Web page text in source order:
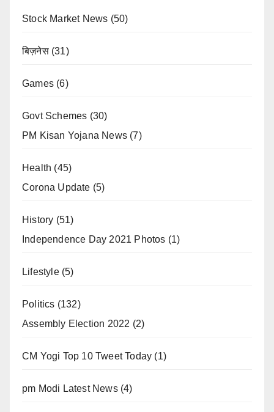
Stock Market News (50)
बिज़नेस(31)
Games (6)
Govt Schemes (30)
PM Kisan Yojana News (7)
Health (45)
Corona Update (5)
History (51)
Independence Day 2021 Photos (1)
Lifestyle(5)
Politics (132)
Assembly Election 2022 (2)
CM Yogi Top 10 Tweet Today (1)
pm Modi Latest News(4)